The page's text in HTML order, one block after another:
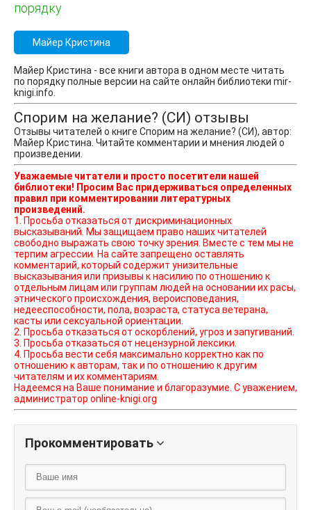
порядку
Майер Кристина
Майер Кристина - все книги автора в одном месте читать
по порядку полные версии на сайте онлайн библиотеки mir-
knigi.info.
Спорим на желание? (СИ) отзывы
Отзывы читателей о книге Спорим на желание? (СИ), автор:
Майер Кристина. Читайте комментарии и мнения людей о
произведении.
Уважаемые читатели и просто посетители нашей
библиотеки! Просим Вас придерживаться определенных
правил при комментировании литературных
произведений.
1. Просьба отказаться от дискриминационных
высказываний. Мы защищаем право наших читателей
свободно выражать свою точку зрения. Вместе с тем мы не
терпим агрессии. На сайте запрещено оставлять
комментарий, который содержит унизительные
высказывания или призывы к насилию по отношению к
отдельным лицам или группам людей на основании их расы,
этнического происхождения, вероисповедания,
недееспособности, пола, возраста, статуса ветерана,
касты или сексуальной ориентации.
2. Просьба отказаться от оскорблений, угроз и запугиваний.
3. Просьба отказаться от нецензурной лексики.
4. Просьба вести себя максимально корректно как по
отношению к авторам, так и по отношению к другим
читателям и их комментариям.
Надеемся на Ваше понимание и благоразумие. С уважением,
администратор online-knigi.org
Прокомментировать